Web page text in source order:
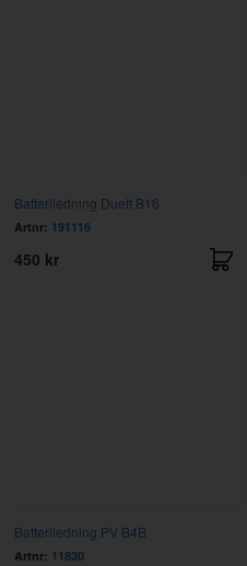
Batteriledning Duett B16
Artnr: 191116
450 kr
Batteriledning PV B4B
Artnr: 11830